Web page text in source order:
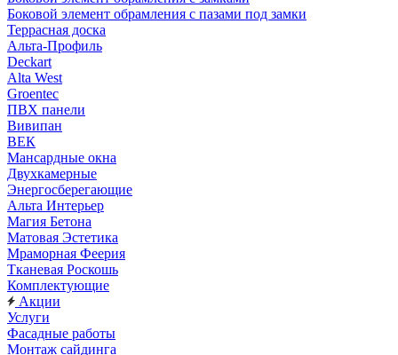
Боковой элемент обрамления с пазами под замки
Террасная доска
Альта-Профиль
Deckart
Alta West
Groentec
ПВХ панели
Вивипан
ВЕК
Мансардные окна
Двухкамерные
Энергосберегающие
Альта Интерьер
Магия Бетона
Матовая Эстетика
Мраморная Феерия
Тканевая Роскошь
Комплектующие
Акции
Услуги
Фасадные работы
Монтаж сайдинга